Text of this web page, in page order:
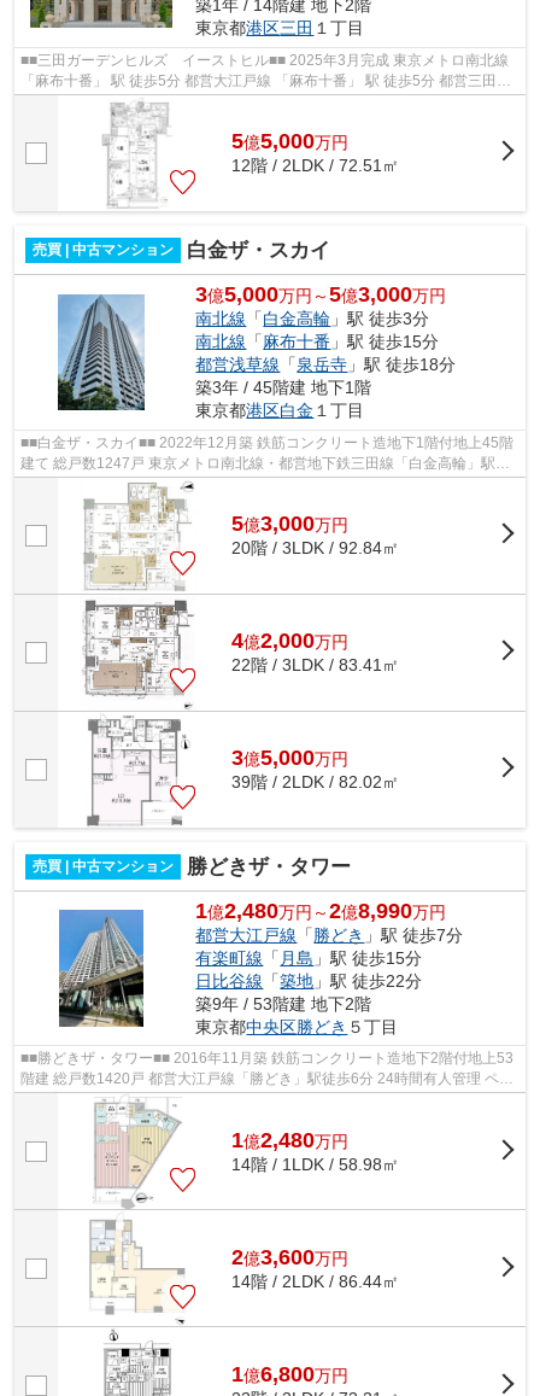
築1年 / 14階建 地下2階
東京都港区三田 １丁目
■■三田ガーデンヒルズ イーストヒル■■ 2025年3月完成 東京メトロ南北線
「麻布十番」 駅 徒歩5分 都営大江戸線 「麻布十番」 駅 徒歩5分 都営三田線
5億5,000万円
12階 / 2LDK / 72.51㎡
売買 | 中古マンション 白金ザ・スカイ
3億5,000万円～5億3,000万円
南北線 「白金高輪 」駅 徒歩3分
南北線 「麻布十番 」駅 徒歩15分
都営浅草線 「泉岳寺 」駅 徒歩18分
築3年 / 45階建 地下1階
東京都港区白金 １丁目
■■白金ザ・スカイ■■ 2022年12月築 鉄筋コンクリート造地下1階付地上45階
建て 総戸数1247戸 東京メトロ南北線・都営地下鉄三田線「白金高輪」駅徒
歩3分 【共用施設】 エントランスホ...
5億3,000万円
20階 / 3LDK / 92.84㎡
4億2,000万円
22階 / 3LDK / 83.41㎡
3億5,000万円
39階 / 2LDK / 82.02㎡
売買 | 中古マンション 勝どきザ・タワー
1億2,480万円～2億8,990万円
都営大江戸線 「勝どき 」駅 徒歩7分
有楽町線 「 月島 」駅 徒歩15分
日比谷線 「築地 」駅 徒歩22分
築9年 / 53階建 地下2階
東京都中央区勝どき ５丁目
■■勝どきザ・タワー■■ 2016年11月築 鉄筋コンクリート造地下2階付地上53
階建 総戸数1420戸 都営大江戸線「勝どき」駅徒歩6分 24時間有人管理 ペッ
ト飼育可 ◆◆充実の共有施設（一...
1億2,480万円
14階 / 1LDK / 58.98㎡
2億3,600万円
14階 / 2LDK / 86.44㎡
1億6,800万円